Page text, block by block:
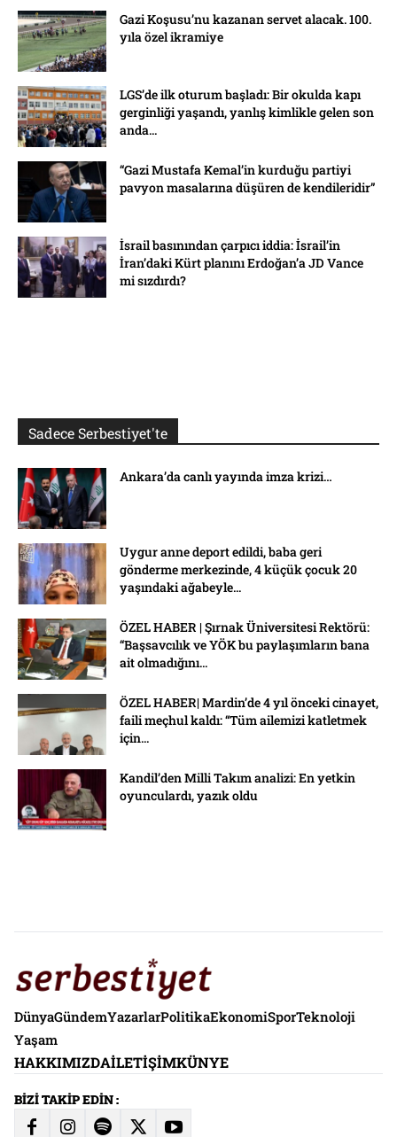
Gazi Koşusu’nu kazanan servet alacak. 100.
yıla özel ikramiye
LGS’de ilk oturum başladı: Bir okulda kapı
gerginliği yaşandı, yanlış kimlikle gelen son
anda...
“Gazi Mustafa Kemal’in kurduğu partiyi
pavyon masalarına düşüren de kendileridir”
İsrail basınından çarpıcı iddia: İsrail’in
İran’daki Kürt planını Erdoğan’a JD Vance
mi sızdırdı?
Sadece Serbestiyet'te
Ankara’da canlı yayında imza krizi…
Uygur anne deport edildi, baba geri
gönderme merkezinde, 4 küçük çocuk 20
yaşındaki ağabeyle...
ÖZEL HABER | Şırnak Üniversitesi Rektörü:
“Başsavcılık ve YÖK bu paylaşımların bana
ait olmadığını...
ÖZEL HABER| Mardin’de 4 yıl önceki cinayet,
faili meçhul kaldı: “Tüm ailemizi katletmek
için...
Kandil’den Milli Takım analizi: En yetkin
oyunculardı, yazık oldu
DünyaGündemYazarlarPolitikaEkonomiSporTeknoloji
Yaşam
HAKKIMIZDAİLETIŞIMKÜNYE
BİZİ TAKİP EDİN :